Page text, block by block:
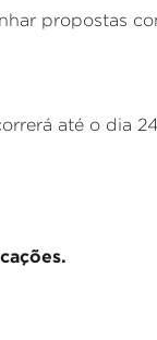
propostas
até o dia